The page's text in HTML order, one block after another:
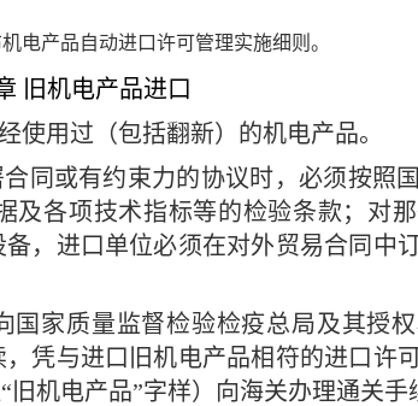
电产品自动进口许可管理实施细则。
旧机电产品进口
使用过（包括翻新）的机电产品。
同或有约束力的协议时，必须按照
及各项技术指标等的检验条款；对
，进口单位必须在对外贸易合同中
国家质量监督检验检疫总局及其授
凭与进口旧机电产品相符的进口许
机电产品”字样）向海关办理通关手